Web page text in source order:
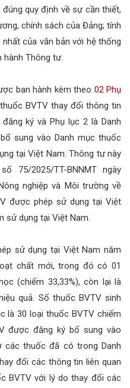
quy định về sự cần thiết,
chính sách của Đảng; tính
của văn bản với hệ thống
hành Thông tư.
ban hành kèm theo 02 Phụ
BVTV thay đổi thông tin
ký và Phụ lục 2 là Danh
sung vào Danh mục thuốc
tại Việt Nam. Thông tư này
75/2025/TT-BNNMT ngày
nghiệp và Môi trường về
được phép sử dụng tại Việt
sử dụng tại Việt Nam.
sử dụng tại Việt Nam năm
chất mới, trong đó có 01
(chiếm 33,33%), còn lại là
quả. Số thuốc BVTV sinh
là 30 loại thuốc BVTV chiếm
được đăng ký bổ sung vào
các thuốc đã có trong Danh
đổi các thông tin liên quan
BVTV với lý do thay đổi các